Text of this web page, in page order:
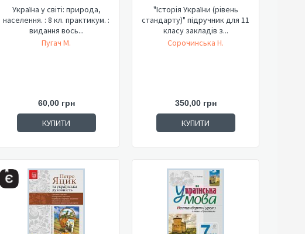
Україна у світі: природа,
населення. : 8 кл. практикум. :
видання вось...
Пугач М.
60,00 грн
КУПИТИ
"Історія України (рівень
стандарту)" підручник для 11
класу закладів з...
Сорочинська Н.
350,00 грн
КУПИТИ